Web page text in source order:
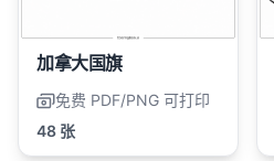
加拿大国旗
免费 PDF/PNG 可打印
48 张